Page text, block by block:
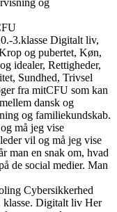
og
0.-3.klasse Digitalt liv,
og pubertet, Køn,
idealer, Rettigheder,
Sundhed, Trivsel
fra mitCFU som kan
dansk og
og familiekundskab.
må jeg vise
vil og må jeg vise
man en snak om, hvad
de social medier. Man
Cybersikkerhed
klasse. Digitalt liv Her